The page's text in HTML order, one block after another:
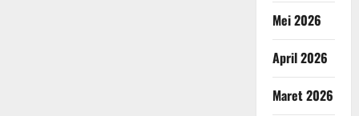
Mei 2026
April 2026
Maret 2026